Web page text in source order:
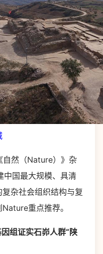
然（Nature）》杂
中国最大规模、具清
杂社会组织结构与复
重点推荐。
组证实石峁人群“陕